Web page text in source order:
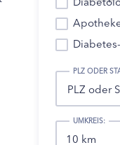
PLZ ODER
UMKREIS: